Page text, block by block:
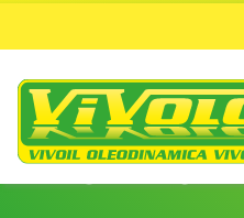
Skip
content Online-